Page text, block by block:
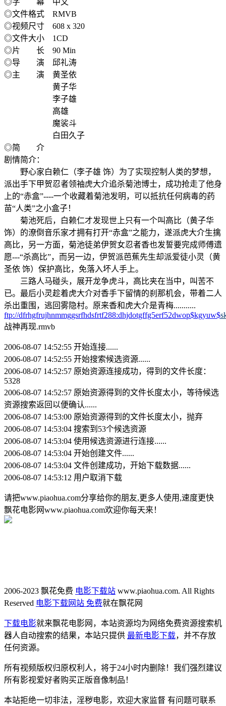
◎文件格式 RMVB
◎视频尺寸 608 x 320
◎文件大小 1CD
◎片 长 90 Min
◎导 演 邱礼涛
◎主 演 黄圣依
黄子华
李子雄
高雄
魔裟斗
白田久子
◎简 介
剧情简介：
野心家白赖仁（李子雄 饰）为了实现控制人类的梦想，
派出手下甲贺忍者领袖虎大介追杀菊池博士，成功抢走了他身
上的“赤盒”----一个收藏着菊池发明，可以抵抗任何病毒的药
苗“人类”之小盒子！
菊池死后，白赖仁才发现世上只有一个叫高比（黄子华
饰）的潦倒音乐家才拥有打开“赤盒”之能力，遂派虎大介生擒
高比，另一方面，菊池徒弟伊贺女忍者香也发誓要完成师傅遗
愿---“杀高比”，而另一边，伊贺派芭蕉先生却派爱徒小灵（黄
圣依 饰）保护高比，免落入坏人手上。
三路人马碰头，展开龙争虎斗，高比夹在当中，叫苦不
已。最后小灵趁着虎大介对香手下留情的刹那机会，带着二人
杀出重围，逃回雾隐村。原来香和虎大介是青梅...........
ftp://dfrhgfrujhnmmggsrfhdsfrtf288:dhjdotgffg5erf52dwop$kgyuw$
战神再现.rmvb
2006-08-07 14:52:55 开始连接......
2006-08-07 14:52:55 开始搜索候选资源......
2006-08-07 14:52:57 原始资源连接成功，得到的文件长度：
5328
2006-08-07 14:52:57 原始资源得到的文件长度太小，等待候选
资源搜索返回以便确认......
2006-08-07 14:53:00 原始资源得到的文件长度太小，抛弃
2006-08-07 14:53:04 搜索到53个候选资源
2006-08-07 14:53:04 使用候选资源进行连接......
2006-08-07 14:53:04 开始创建文件......
2006-08-07 14:53:04 文件创建成功，开始下载数据......
2006-08-07 14:53:12 用户取消下载
请把www.piaohua.com分享给你的朋友,更多人使用,速度更快
飘花电影网www.piaohua.com欢迎你每天来！
2006-2023 飘花免费 电影下载站 www.piaohua.com. All Rights
Reserved 电影下载网站 免费就在飘花网
下载电影就来飘花电影网，本站资源均为网络免费资源搜索机
器人自动搜索的结果，本站只提供 最新电影下载，并不存放
任何资源。
所有视频版权归原权利人，将于24小时内删除！我们强烈建议
所有影视爱好者购买正版音像制品！
本站拒绝一切非法，淫秽电影，欢迎大家监督 有问题可联系